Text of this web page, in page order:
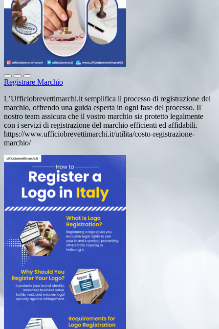
Registrare Marchio
L’Ufficiobrevettimarchi.it semplifica il processo di registrazione del
marchio, offrendo una guida esperta in ogni fase del processo. Il
nostro team assicura che il vostro marchio sia protetto legalmente
con i servizi di registrazione del marchio efficienti ed affidabili.
https://www.ufficiobrevettimarchi.it/utilita/costo-registrazione-
marchio/